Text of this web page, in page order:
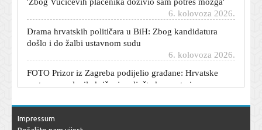
6. kolovoza 2026.
došlo i do žalbi ustavnom sudu
zastave preplavile križanje, pljušte komentari
6. kolovoza 2026.
Nick Cave nakon spektakla u Areni uživa u Puli: S
bratom otišao na ručak
Impressum